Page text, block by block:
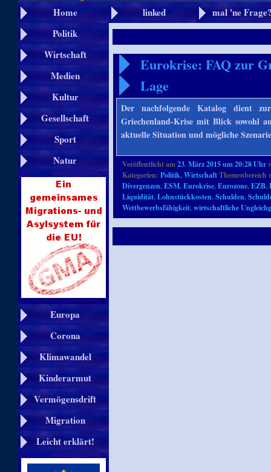
Home linked
mal 'ne
Politik
Wirtschaft
Medien
Kultur
Gesellschaft
Sport
Natur
Europa
Corona
Klimawandel
Kinderarmut
Vermögensdrift
Migration
Leicht erklärt!
Eurokrise: FAQ zur
Lage
Der nachfolgende Katalog dient
Griechenland-Krise mit Blick sowohl
aktuelle Situation und mögliche
Veröffentlicht am23. März 2015 um 20:28 Uhr
Kategorien:Politik,Wirtschaft
Divergenzen,ESM,Eurokrise,Eurozone,EZB,
Liquidität,Lohnstückkosten,Schulden,
Wettbewerbsfähigkeit,wirtschaftliche